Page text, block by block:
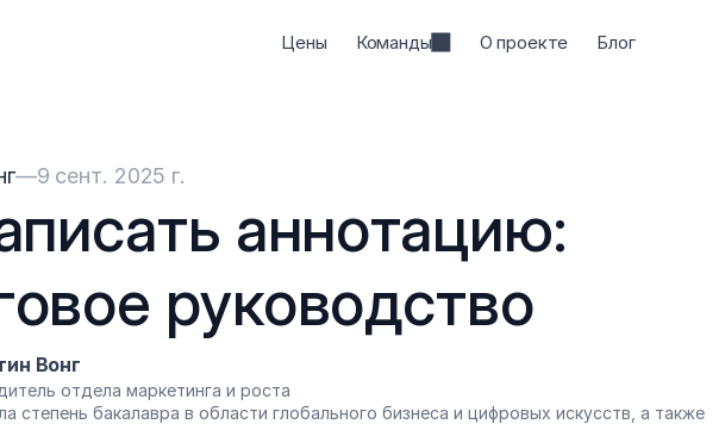
Цены Команды О проекте Блог
—9 сент. 2025 г.
аннотацию:
руководство
Вонг
отдела маркетинга и роста
степень бакалавра в области глобального бизнеса и цифровых искусств, а также